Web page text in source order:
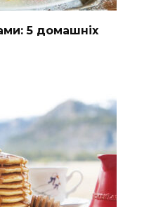
5 домашніх